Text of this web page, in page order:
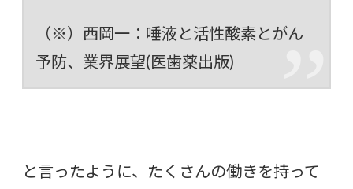
（※）西岡一：唾液と活性酸素とがん
予防、業界展望(医歯薬出版)
と言ったように、たくさんの働きを持って